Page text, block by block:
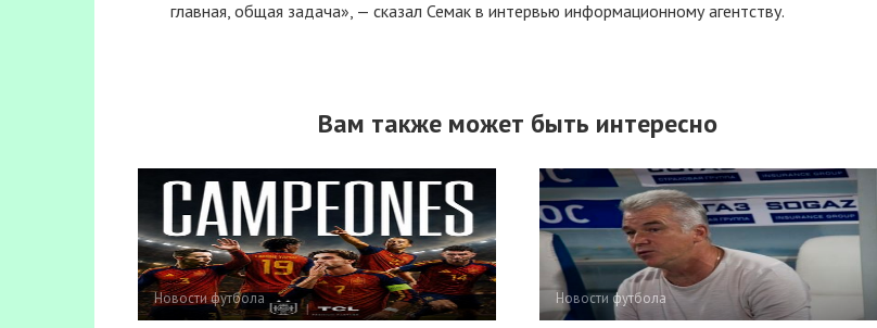
главная, общая задача», — сказал Семак в интервью информационному агентству.
Вам также может быть интересно
Новости футбола Новости футбола